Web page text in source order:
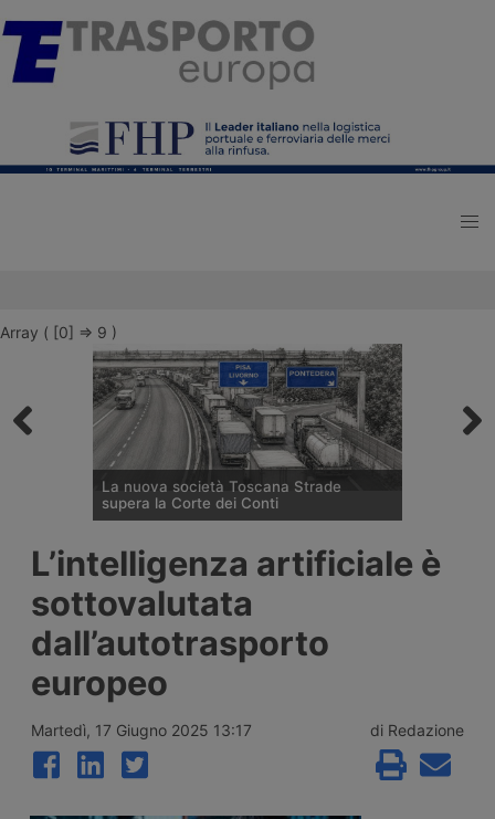
Array ( [0] => 9 )
La nuova società Toscana Strade
supera la Corte dei Conti
avvia la società pubblica Toscana Strade
per la gestione della Fipili: attesi ora i pareri
di Antitrust e Consiglio regionale, mentre il
pedaggio riservato ai veicoli industriali
resta un’ipotesi condizionata, non prima del
2028.
L’intelligenza artificiale è
sottovalutata
dall’autotrasporto
europeo
Martedì, 17 Giugno 2025 13:17 di Redazione